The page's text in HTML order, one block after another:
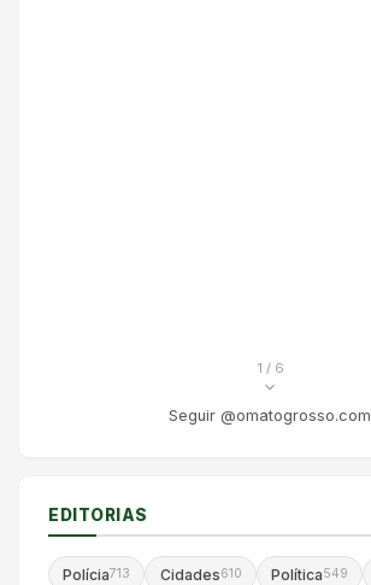
1 / 6
Seguir @omatogrosso.com
EDITORIAS
Polícia713 Cidades610 Política549